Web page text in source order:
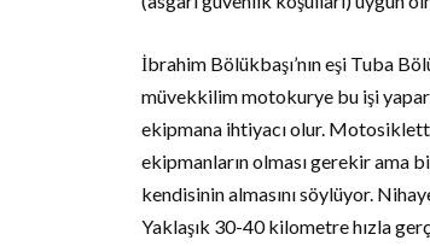
İbrahim Bölükbaşı’nın eşi Tuba
müvekkilim motokurye bu işi
ekipmana ihtiyacı olur.
ekipmanların olması gerekir ama
kendisinin almasını söylüyor.
Yaklaşık 30-40 kilometre hızla